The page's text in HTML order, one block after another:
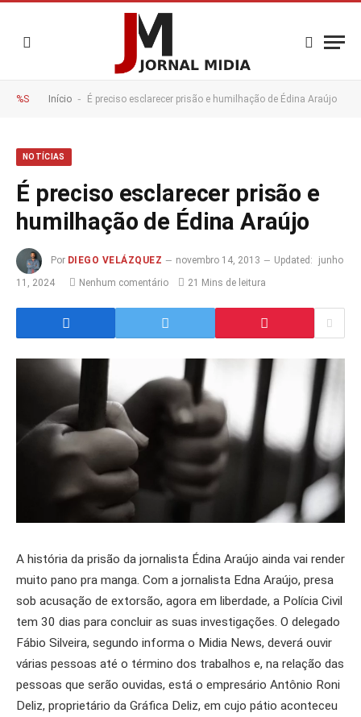
%S Início - É preciso esclarecer prisão e humilhação de Édina Araújo
NOTÍCIAS
É preciso esclarecer prisão e
humilhação de Édina Araújo
Por DIEGO VELÁZQUEZ novembro 14, 2013 Updated:
junho
11, 2024
Nenhum comentário 21 Mins de leitura
A história da prisão da jornalista Édina Araújo ainda vai render
muito pano pra manga. Com a jornalista Edna Araújo, presa
sob acusação de extorsão, agora em liberdade, a Polícia Civil
tem 30 dias para concluir as suas investigações. O delegado
Fábio Silveira, segundo informa o Midia News, deverá ouvir
várias pessoas até o término dos trabalhos e, na relação das
pessoas que serão ouvidas, está o empresário Antônio Roni
Deliz, proprietário da Gráfica Deliz, em cujo pátio aconteceu